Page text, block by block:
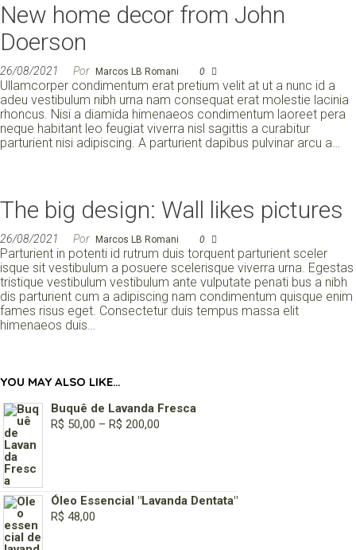
New home decor from John
Doerson
26/08/2021 Por Marcos LB Romani 0
Ullamcorper condimentum erat pretium velit at ut a nunc id a
adeu vestibulum nibh urna nam consequat erat molestie lacinia
rhoncus. Nisi a diamida himenaeos condimentum laoreet pera
neque habitant leo feugiat viverra nisl sagittis a curabitur
parturient nisi adipiscing. A parturient dapibus pulvinar arcu a…
The big design: Wall likes pictures
26/08/2021 Por Marcos LB Romani 0
Parturient in potenti id rutrum duis torquent parturient sceler
isque sit vestibulum a posuere scelerisque viverra urna. Egestas
tristique vestibulum vestibulum ante vulputate penati bus a nibh
dis parturient cum a adipiscing nam condimentum quisque enim
fames risus eget. Consectetur duis tempus massa elit
himenaeos duis…
YOU MAY ALSO LIKE…
Buquê de Lavanda Fresca
R$ 50,00 – R$ 200,00
Óleo Essencial "Lavanda Dentata"
R$ 48,00